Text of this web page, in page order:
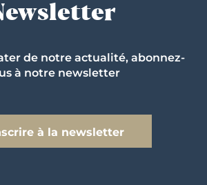
de notre actualité, abonnez-
à notre newsletter
à la newsletter